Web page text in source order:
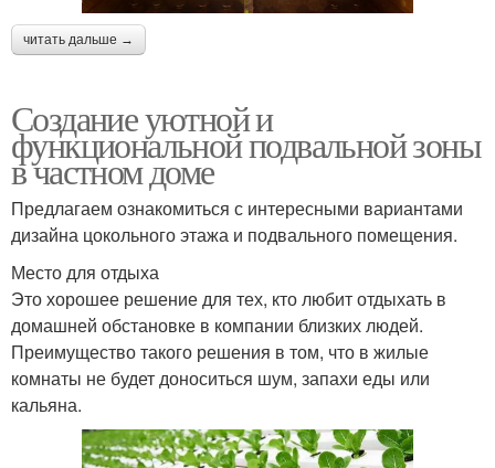
читать дальше →
Создание уютной и
функциональной подвальной зоны
в частном доме
Предлагаем ознакомиться с интересными вариантами
дизайна цокольного этажа и подвального помещения.
Место для отдыха
Это хорошее решение для тех, кто любит отдыхать в
домашней обстановке в компании близких людей.
Преимущество такого решения в том, что в жилые
комнаты не будет доноситься шум, запахи еды или
кальяна.